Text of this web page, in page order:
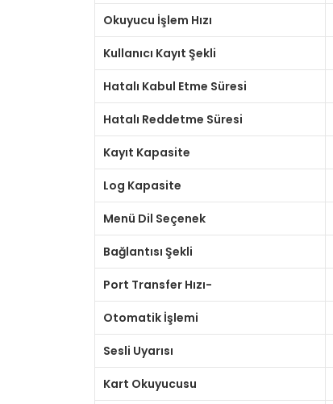
Okuyucu İşlem Hızı
Kullanıcı Kayıt Şekli
Hatalı Kabul Etme Süresi
Hatalı Reddetme Süresi
Kayıt Kapasite
Log Kapasite
Menü Dil Seçenek
Bağlantısı Şekli
Port Transfer Hızı-
Otomatik İşlemi
Sesli Uyarısı
Kart Okuyucusu